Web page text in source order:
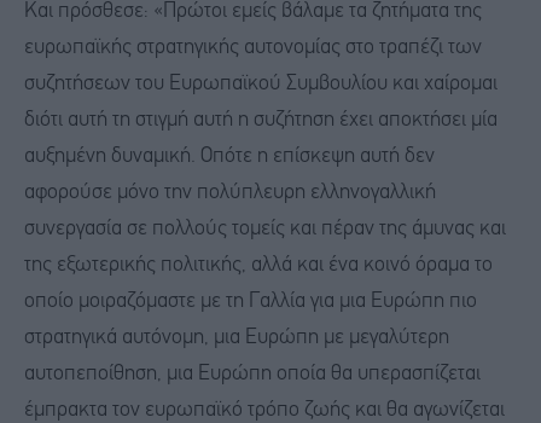
Και πρόσθεσε: «Πρώτοι εμείς βάλαμε τα ζητήματα της
ευρωπαϊκής στρατηγικής αυτονομίας στο τραπέζι των
συζητήσεων του Ευρωπαϊκού Συμβουλίου και χαίρομαι
διότι αυτή τη στιγμή αυτή η συζήτηση έχει αποκτήσει μία
αυξημένη δυναμική. Οπότε η επίσκεψη αυτή δεν
αφορούσε μόνο την πολύπλευρη ελληνογαλλική
συνεργασία σε πολλούς τομείς και πέραν της άμυνας και
της εξωτερικής πολιτικής, αλλά και ένα κοινό όραμα το
οποίο μοιραζόμαστε με τη Γαλλία για μια Ευρώπη πιο
στρατηγικά αυτόνομη, μια Ευρώπη με μεγαλύτερη
αυτοπεποίθηση, μια Ευρώπη οποία θα υπερασπίζεται
έμπρακτα τον ευρωπαϊκό τρόπο ζωής και θα αγωνίζεται